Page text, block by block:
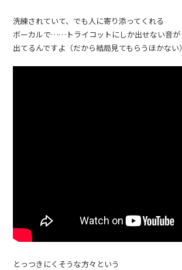
洗練されていて、でも人に寄り添ってくれる
ボーカルで……トライコットにしか出せない音が
出てるんですよ（だから結局見てもらうほかない）
とっつきにくそうな方々という